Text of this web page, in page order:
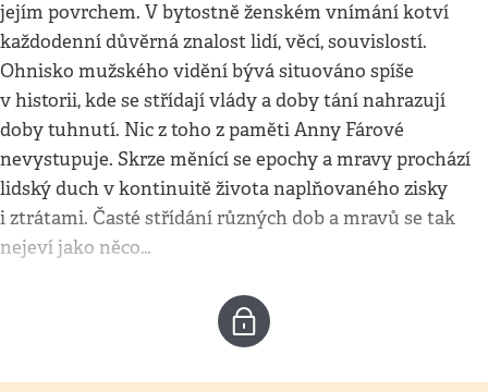
jejím povrchem. V bytostně ženském vnímání kotví
každodenní důvěrná znalost lidí, věcí, souvislostí.
Ohnisko mužského vidění bývá situováno spíše
v historii, kde se střídají vlády a doby tání nahrazují
doby tuhnutí. Nic z toho z paměti Anny Fárové
nevystupuje. Skrze měnící se epochy a mravy prochází
lidský duch v kontinuitě života naplňovaného zisky
i ztrátami. Časté střídání různých dob a mravů se tak
nejeví jako něco…